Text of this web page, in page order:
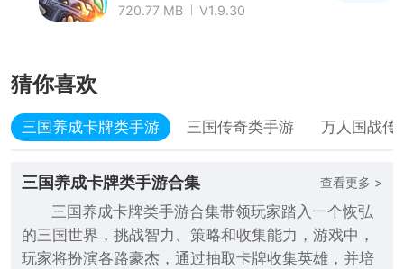
720.77 MB V1.9.30
猜你喜欢
三国养成卡牌类手游 三国传奇类手游 万人国战传
三国养成卡牌类手游合集 查看更多 >
三国养成卡牌类手游合集带领玩家踏入一个恢弘
的三国世界，挑战智力、策略和收集能力，游戏中，
玩家将扮演各路豪杰，通过抽取卡牌收集英雄，并培